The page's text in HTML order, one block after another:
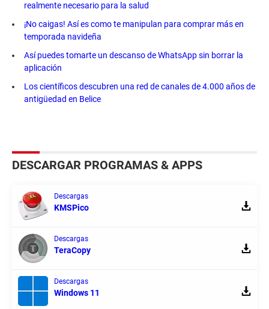
realmente necesario para la salud
¡No caigas! Así es como te manipulan para comprar más en
temporada navideña
Así puedes tomarte un descanso de WhatsApp sin borrar la
aplicación
Los científicos descubren una red de canales de 4.000 años de
antigüedad en Belice
DESCARGAR PROGRAMAS & APPS
Descargas
KMSPico
Descargas
TeraCopy
Descargas
Windows 11